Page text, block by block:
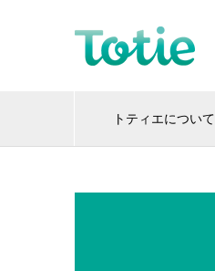
トティエについて